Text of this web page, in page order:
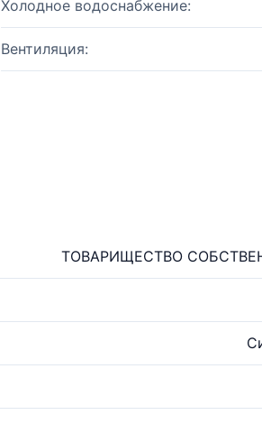
Холодное водоснабжение:
Вентиляция:
ТОВАРИЩЕСТВО